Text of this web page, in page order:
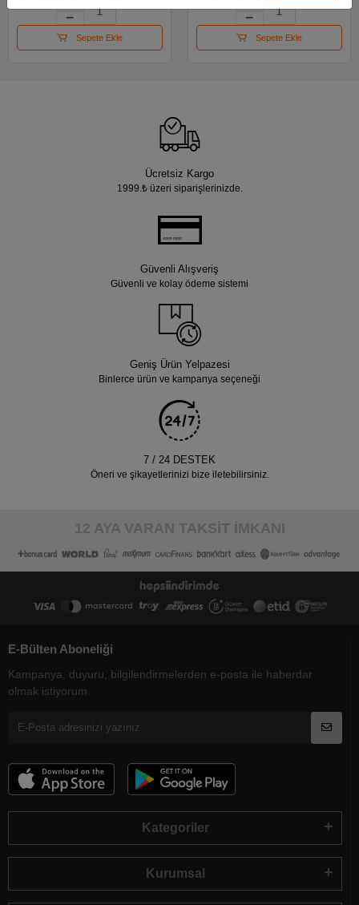
Sepete Ekle Sepete Ekle
Ücretsiz Kargo
1999.₺ üzeri siparişlerinizde.
Güvenli Alışveriş
Güvenli ve kolay ödeme sistemi
Geniş Ürün Yelpazesi
Binlerce ürün ve kampanya seçeneği
7 / 24 DESTEK
Öneri ve şikayetlerinizi bize iletebilirsiniz.
12 AYA VARAN TAKSİT İMKANI
E-Bülten Aboneliği
Kampanya, duyuru, bilgilendirmelerden e-posta ile haberdar
olmak istiyorum.
Kategoriler
Kurumsal